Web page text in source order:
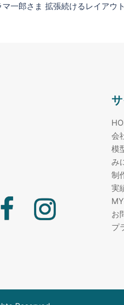
マ一郎さま 拡張続けるレイアウ
facebook
会
模
み
制
実
お
プ